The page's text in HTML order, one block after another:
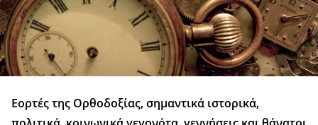
Εορτές της Ορθοδοξίας, σημαντικά ιστορικά,